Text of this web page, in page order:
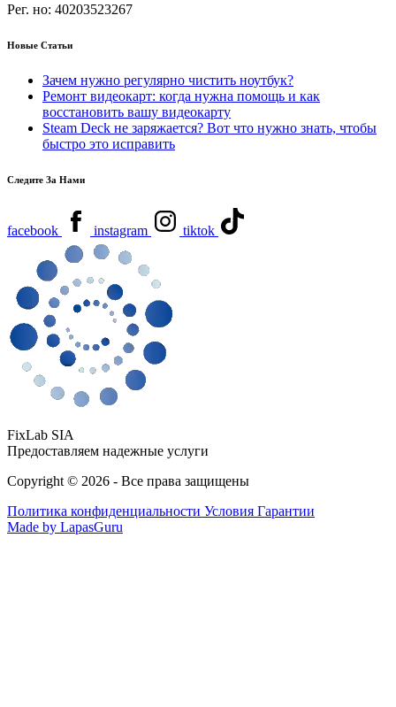
Рег. но: 40203523267
Новые Статьи
Зачем нужно регулярно чистить ноутбук?
Ремонт видеокарт: когда нужна помощь и как
восстановить вашу видеокарту
Steam Deck не заряжается? Вот что нужно знать, чтобы
быстро это исправить
Следите За Нами
facebook instagram tiktok
FixLab SIA
Предоставляем надежные услуги
Copyright © 2026 - Все права защищены
Политика конфиденциальности Условия Гарантии
Made by LapasGuru